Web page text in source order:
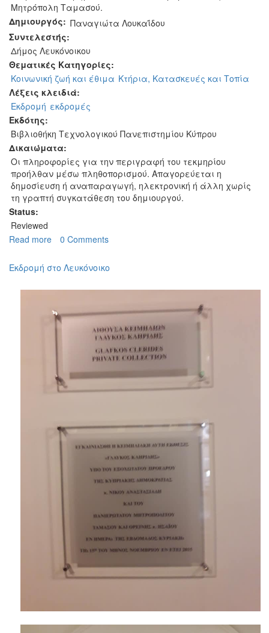
Μητρόπολη Ταμασού.
Δημιουργός: Παναγιώτα Λουκαΐδου
Συντελεστής:
Δήμος Λευκόνοικου
Θεματικές Κατηγορίες:
Κοινωνική ζωή και έθιμα Κτήρια, Κατασκευές και Τοπία
Λέξεις κλειδιά:
Εκδρομή εκδρομές
Εκδότης:
Βιβλιοθήκη Τεχνολογικού Πανεπιστημίου Κύπρου
Δικαιώματα:
Οι πληροφορίες για την περιγραφή του τεκμηρίου
προήλθαν μέσω πληθοπορισμού. Απαγορεύεται η
δημοσίευση ή αναπαραγωγή, ηλεκτρονική ή άλλη χωρίς
τη γραπτή συγκατάθεση του δημιουργού.
Status:
Reviewed
Read more about
με
γυναικείο
της
προσφυγικής
Λευκόνοικο''
0 Comments
Εκδρομή στο Λευκόνοικο